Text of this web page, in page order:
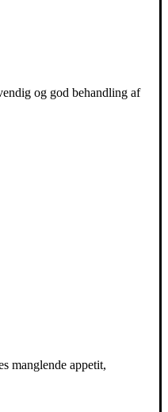
og god behandling af
manglende appetit,